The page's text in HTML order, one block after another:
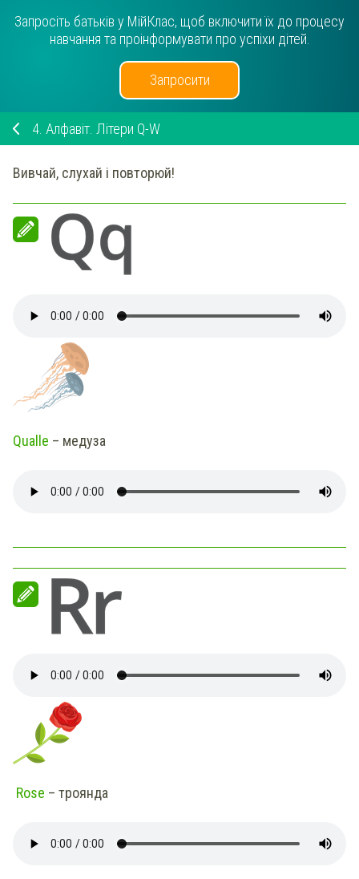
Запросіть батьків у МійКлас, щоб включити їх до процесу
навчання та проінформувати про успіхи дітей.
Запросити
4. Алфавіт. Літери Q-W
Вивчай, слухай і повторюй!
Qualle – медуза
Rose – троянда